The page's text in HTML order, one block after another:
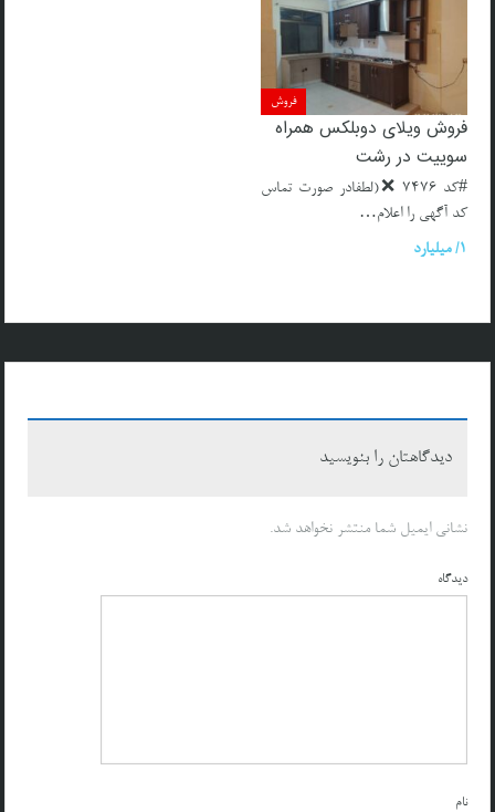
فروش
فروش ویلای دوبلکس همراه
سوییت در رشت
#کد 7476 ❌(لطفادر صورت تماس
کد آگهی را اعلام…
1/ میلیارد
دیدگاهتان را بنویسید
نشانی ایمیل شما منتشر نخواهد شد.
دیدگاه
نام